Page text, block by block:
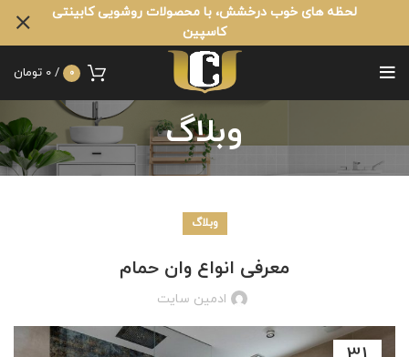
0
/
0 تومان
وبلاگ
وبلاگ
معرفی انواع وان حمام
ادمین سایت
لحظه های خوب درخشش، با محصولات روشویی کابینتی
کاسپین